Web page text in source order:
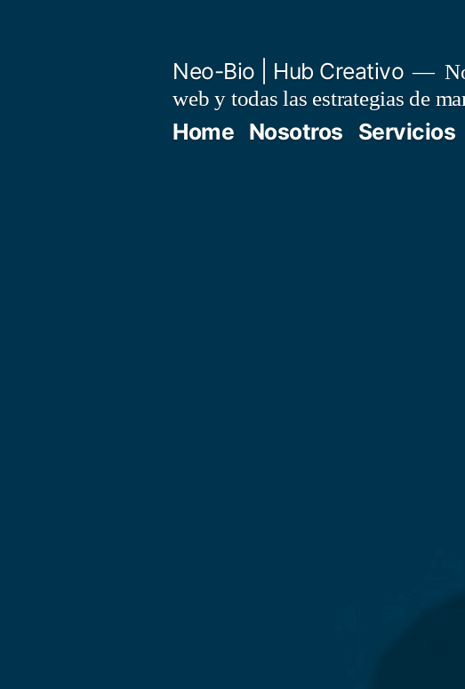
Neo-Bio | Hub Creativo
web y todas las estrategias de
Home Nosotros Servicios